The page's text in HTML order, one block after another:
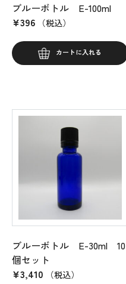
ブルーボトル E-100ml
¥396 （税込）
カートに入れる
ブルーボトル E-30ml 10
個セット
¥3,410 （税込）